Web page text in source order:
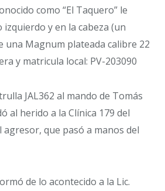
como “El Taquero” le
y en la cabeza (un
una Magnum plateada calibre 22
y matricula local: PV-203090
JAL362 al mando de Tomás
al herido a la Clínica 179 del
agresor, que pasó a manos del
de lo acontecido a la Lic.